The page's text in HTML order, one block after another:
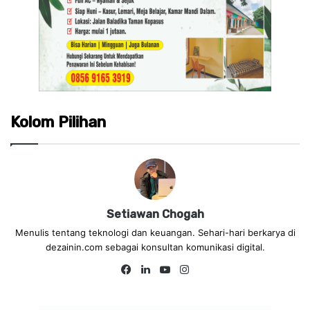
Kolom Pilihan
Setiawan Chogah
Menulis tentang teknologi dan keuangan. Sehari-hari berkarya di
dezainin.com sebagai konsultan komunikasi digital.
Fa
Lin
Yo